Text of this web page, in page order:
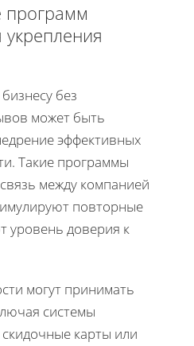
программ
без
может быть
эффективных
Такие программы
между компанией
повторные
уровень доверия к
могут принимать
системы
карты или